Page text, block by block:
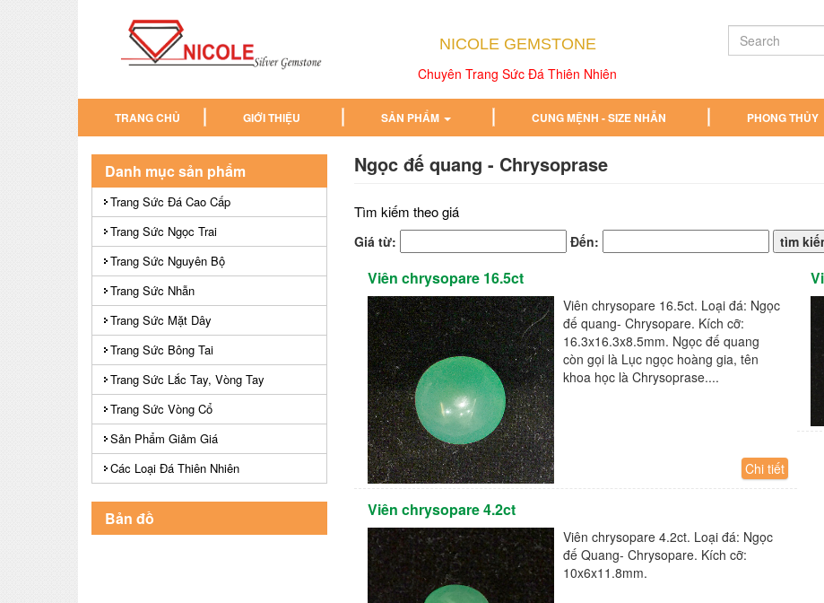
NICOLE GEMSTONE
Chuyên Trang Sức Đá Thiên Nhiên
TRANG CHỦ GIỚI THIỆU SẢN PHẨM CUNG MỆNH - SIZE NHẪN PHONG THỦY
Danh mục sản phẩm
Trang Sức Đá Cao Cấp
Trang Sức Ngọc Trai
Trang Sức Nguyên Bộ
Trang Sức Nhẫn
Trang Sức Mặt Dây
Trang Sức Bông Tai
Trang Sức Lắc Tay, Vòng Tay
Trang Sức Vòng Cổ
Sản Phẩm Giảm Giá
Các Loại Đá Thiên Nhiên
Bản đồ
Ngọc đế quang - Chrysoprase
Tìm kiếm theo giá
Giá từ: Đến:
Viên chrysopare 16.5ct
Viên chrysopare 16.5ct. Loại đá: Ngọc
đế quang- Chrysopare. Kích cỡ:
16.3x16.3x8.5mm. Ngọc đế quang
còn gọi là Lục ngọc hoàng gia, tên
khoa học là Chrysoprase....
Chi tiết
Viên chrysopare 4.2ct
Viên chrysopare 4.2ct. Loại đá: Ngọc
đế Quang- Chrysopare. Kích cỡ:
10x6x11.8mm.